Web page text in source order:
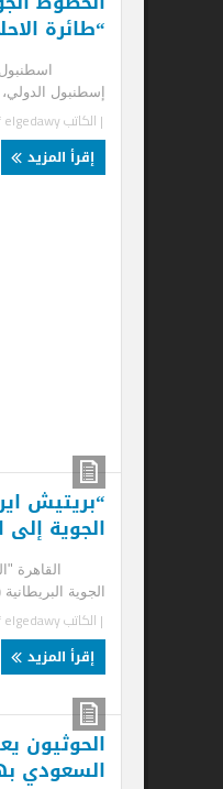
“طائرة الاحلام”
اسطنبول "المسلة
إسطنبول الدولي، يوم أمس،
Ashraf elgedawy
“بريتيش ايروايز”
الجوية إلى
القاهرة "المسلة
الجوية البريطانية (بريتيش ...
Ashraf elgedawy
الحوثيون يعلنون
السعودي بهجوم